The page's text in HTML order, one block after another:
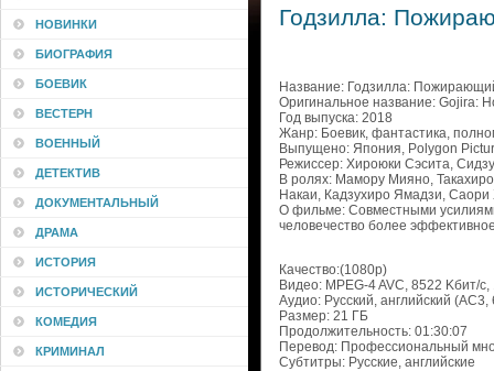
НОВИНКИ
БИОГРАФИЯ
БОЕВИК
ВЕСТЕРН
ВОЕННЫЙ
ДЕТЕКТИВ
ДОКУМЕНТАЛЬНЫЙ
ДРАМА
ИСТОРИЯ
ИСТОРИЧЕСКИЙ
КОМЕДИЯ
КРИМИНАЛ
Годзилла:
Название: Годзилла:
Оригинальное название: Gojira:
Год выпуска: 2018
Жанр: Боевик, фантастика,
Выпущено: Япония, Polygon
Режиссер: Хироюки Сэсита,
В ролях: Мамору Мияно,
Накаи, Кадзухиро Ямадзи,
О фильме: Совместными
человечество более
Качество:(1080p)
Видео: MPEG-4 AVC, 8522 Kбит/
Аудио: Русский, английский
Размер: 21 ГБ
Продолжительность: 01:30:07
Перевод: Профессиональный
Субтитры: Русские, английские